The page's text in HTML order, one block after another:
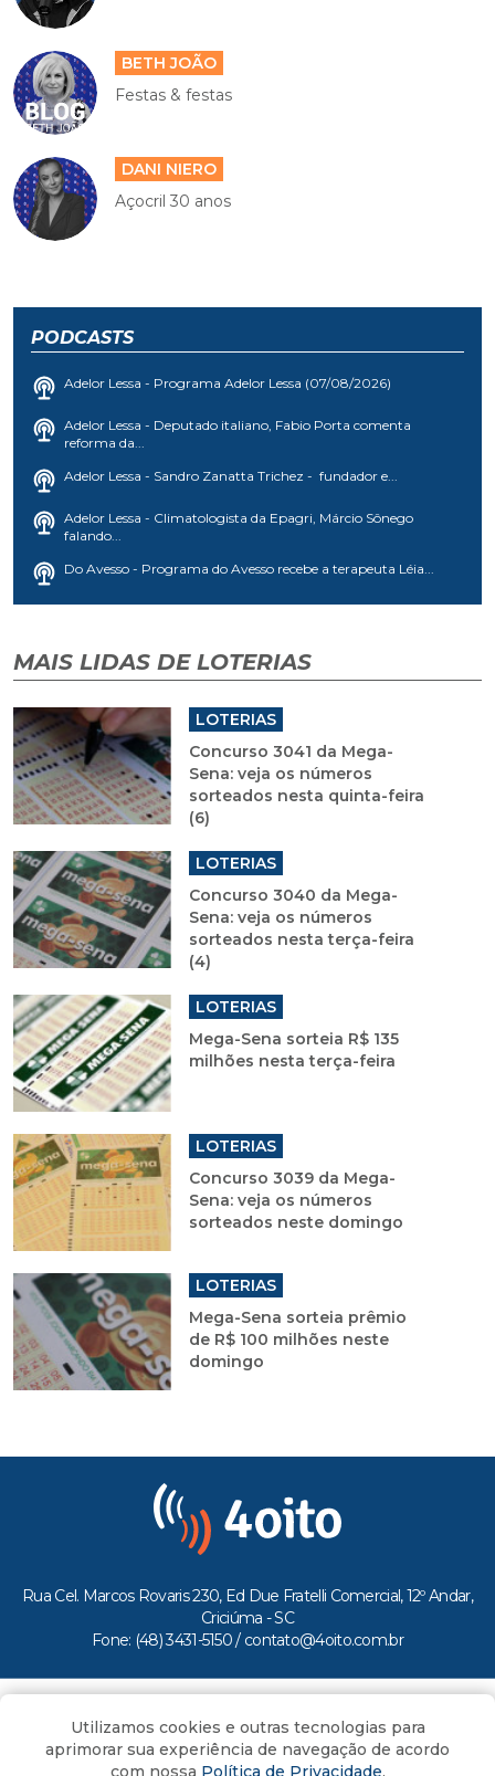
BETH JOÃO
Festas & festas
DANI NIERO
Açocril 30 anos
PODCASTS
Adelor Lessa - Programa Adelor Lessa (07/08/2026)
Adelor Lessa - Deputado italiano, Fabio Porta comenta
reforma da...
Adelor Lessa - Sandro Zanatta Trichez - fundador e...
Adelor Lessa - Climatologista da Epagri, Márcio Sônego
falando...
Do Avesso - Programa do Avesso recebe a terapeuta Léia...
MAIS LIDAS DE LOTERIAS
LOTERIAS
Concurso 3041 da Mega-
Sena: veja os números
sorteados nesta quinta-feira
(6)
LOTERIAS
Concurso 3040 da Mega-
Sena: veja os números
sorteados nesta terça-feira
(4)
LOTERIAS
Mega-Sena sorteia R$ 135
milhões nesta terça-feira
LOTERIAS
Concurso 3039 da Mega-
Sena: veja os números
sorteados neste domingo
LOTERIAS
Mega-Sena sorteia prêmio
de R$ 100 milhões neste
domingo
Rua Cel. Marcos Rovaris 230, Ed Due Fratelli Comercial, 12º Andar,
Criciúma - SC
Fone: (48) 3431-5150 / contato@4oito.com.br
Todos os direitos reservados ao Portal 4oito
Utilizamos cookies e outras tecnologias para
aprimorar sua experiência de navegação de acordo
com nossa Política de Privacidade.